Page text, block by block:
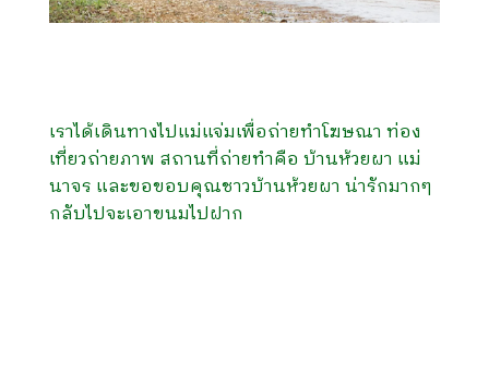
เราได้เดินทางไปแม่แจ่มเพื่อถ่ายทำโฆษณา ท่อง
เที่ยวถ่ายภาพ สถานที่ถ่ายทำคือ บ้านห้วยผา แม่
นาจร และขอขอบคุณชาวบ้านห้วยผา น่ารักมากๆ
กลับไปจะเอาขนมไปฝาก